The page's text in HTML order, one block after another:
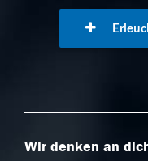
Wir denken an